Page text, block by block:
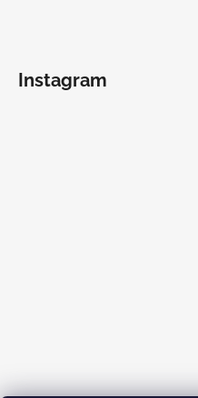
Instagram